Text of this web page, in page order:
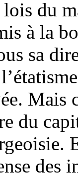
lois du
à la
sa
Mais
du
des